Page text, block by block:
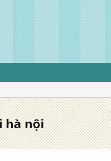
hà nội